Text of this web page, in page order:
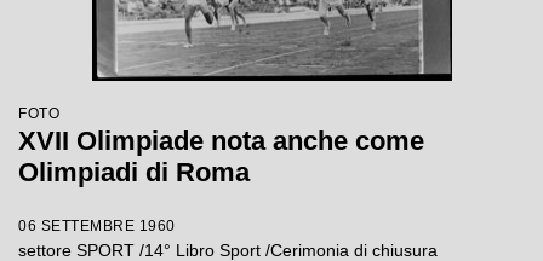
FOTO
XVII Olimpiade nota anche come
Olimpiadi di Roma
06 SETTEMBRE 1960
settore SPORT /14° Libro Sport /Cerimonia di chiusura